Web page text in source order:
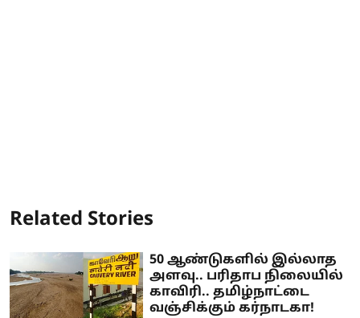
Related Stories
50 ஆண்டுகளில் இல்லாத
அளவு.. பரிதாப நிலையில்
காவிரி.. தமிழ்நாட்டை
வஞ்சிக்கும் கர்நாடகா!